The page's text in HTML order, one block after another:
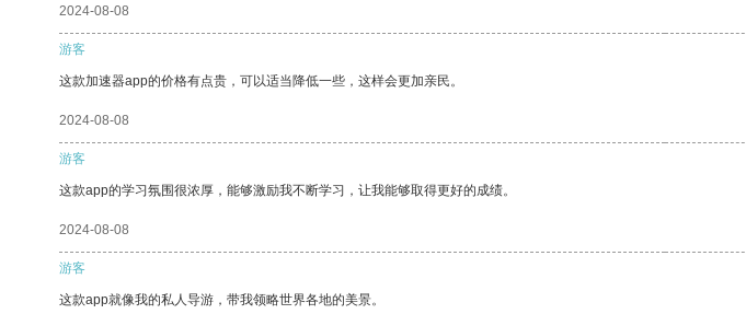
2024-08-08
游客
这款加速器app的价格有点贵，可以适当降低一些，这样会更加亲民。
2024-08-08
游客
这款app的学习氛围很浓厚，能够激励我不断学习，让我能够取得更好的成绩。
2024-08-08
游客
这款app就像我的私人导游，带我领略世界各地的美景。